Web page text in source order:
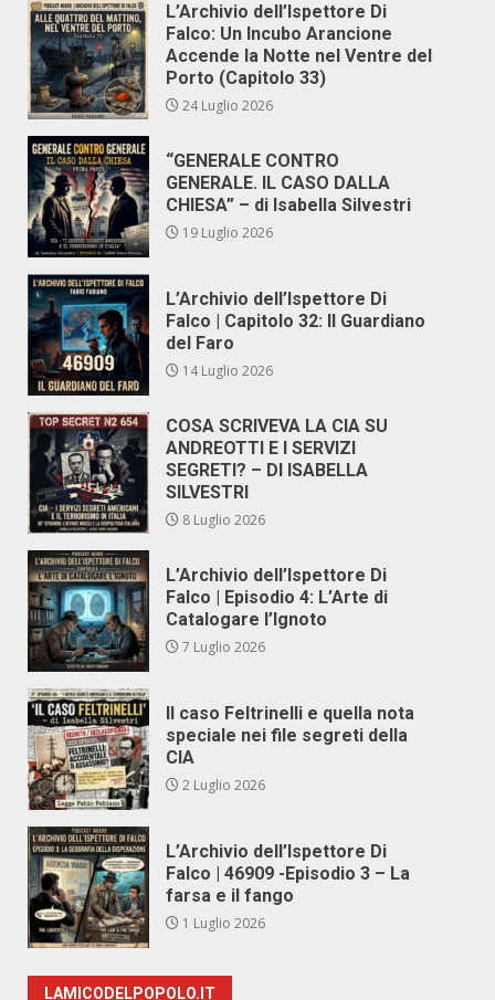
L’Archivio dell’Ispettore Di
Falco: Un Incubo Arancione
Accende la Notte nel Ventre del
Porto (Capitolo 33)
24 Luglio 2026
“GENERALE CONTRO
GENERALE. IL CASO DALLA
CHIESA” – di Isabella Silvestri
19 Luglio 2026
L’Archivio dell’Ispettore Di
Falco | Capitolo 32: Il Guardiano
del Faro
14 Luglio 2026
COSA SCRIVEVA LA CIA SU
ANDREOTTI E I SERVIZI
SEGRETI? – DI ISABELLA
SILVESTRI
8 Luglio 2026
L’Archivio dell’Ispettore Di
Falco | Episodio 4: L’Arte di
Catalogare l’Ignoto
7 Luglio 2026
Il caso Feltrinelli e quella nota
speciale nei file segreti della
CIA
2 Luglio 2026
L’Archivio dell’Ispettore Di
Falco | 46909 -Episodio 3 – La
farsa e il fango
1 Luglio 2026
LAMICODELPOPOLO.IT